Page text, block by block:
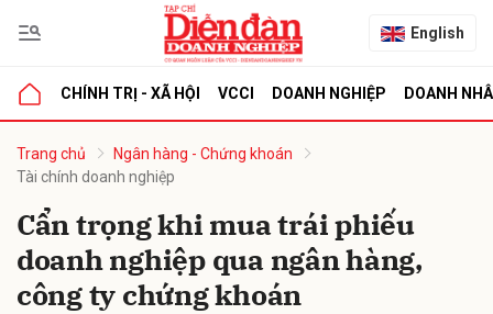
English
CHÍNH TRỊ - XÃ HỘI VCCI DOANH NGHIỆP DOANH
Trang chủ
Ngân hàng - Chứng khoán
Tài chính doanh nghiệp
Cẩn trọng khi mua trái phiếu
doanh nghiệp qua ngân hàng,
công ty chứng khoán
luận